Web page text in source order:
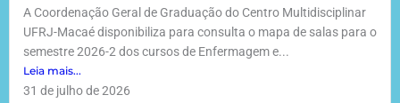
A Coordenação Geral de Graduação do Centro Multidisciplinar
UFRJ-Macaé disponibiliza para consulta o mapa de salas para o
semestre 2026-2 dos cursos de Enfermagem e...
Leia mais...
31 de julho de 2026